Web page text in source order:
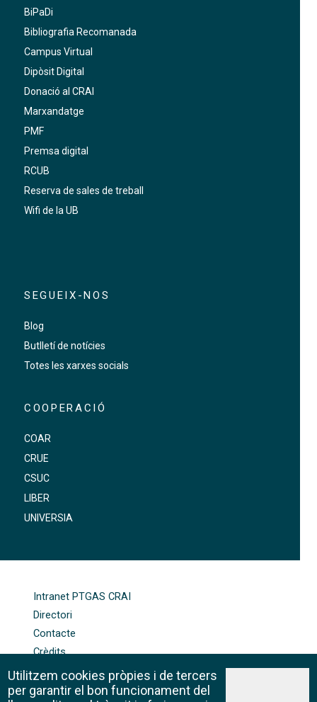
BiPaDi
Bibliografia Recomanada
Campus Virtual
Dipòsit Digital
Donació al CRAI
Marxandatge
PMF
Premsa digital
RCUB
Reserva de sales de treball
Wifi de la UB
SEGUEIX-NOS
Blog
Butlletí de notícies
Totes les xarxes socials
COOPERACIÓ
COAR
CRUE
CSUC
LIBER
UNIVERSIA
Intranet PTGAS CRAI
Directori
Contacte
Crèdits
Mapa web
Política de galetes
Utilitzem cookies pròpies i de tercers
per garantir el bon funcionament del